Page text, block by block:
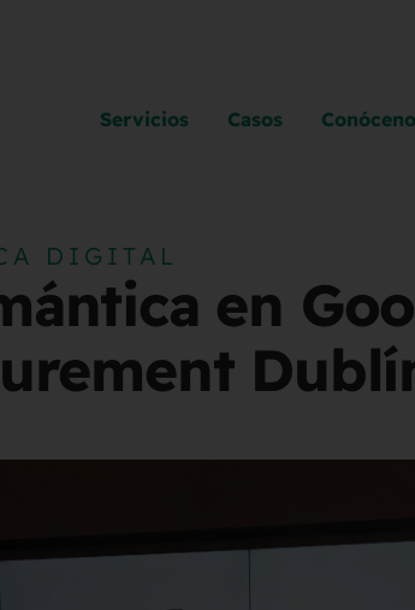
Servicios Casos
DIGITAL
en